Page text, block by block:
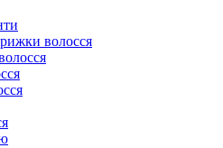
волосся